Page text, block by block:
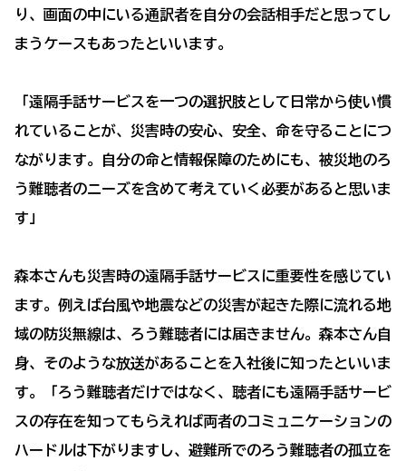
り、画面の中にいる通訳者を自分の会話相手だと思ってし
まうケースもあったといいます。
「遠隔手話サービスを一つの選択肢として日常から使い慣
れていることが、災害時の安心、安全、命を守ることにつ
ながります。自分の命と情報保障のためにも、被災地のろ
う難聴者のニーズを含めて考えていく必要があると思いま
す」
森本さんも災害時の遠隔手話サービスに重要性を感じてい
ます。例えば台風や地震などの災害が起きた際に流れる地
域の防災無線は、ろう難聴者には届きません。森本さん自
身、そのような放送があることを入社後に知ったといいま
す。「ろう難聴者だけではなく、聴者にも遠隔手話サービ
スの存在を知ってもらえれば両者のコミュニケーションの
ハードルは下がりますし、避難所でのろう難聴者の孤立を